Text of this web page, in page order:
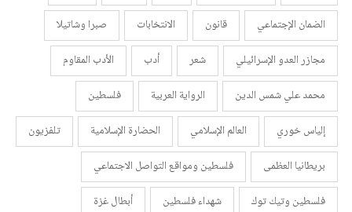
الضمان الإجتماعي
قانون الانتخابات
صبرا وشاتيلا
مجازر العدو الإسرائيلي
شعر أدب
الأدب المقاوم
محمد علي شمس الدين
الرواية العربية
فلسطين
إلياس خوري
العالم الإسلامي الحضارة الإسلامية
تلفزيون
بريطانيا العظمى
فلسطين ومواقع التواصل الاجتماعي
فلسطين وتيك توك
شهداء فلسطين
أبطال غزة